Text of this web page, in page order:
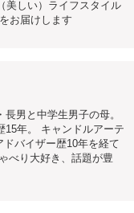
美しい）ライフスタイル
お届けします
男と中学生男子の母。
15年。 キャンドルアーテ
バイザー歴10年を経て
べり大好き、話題が豊